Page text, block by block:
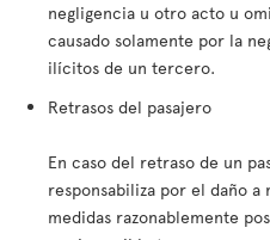
negligencia u otro acto u
causado solamente por la
ilícitos de un tercero.
Retrasos del pasajero
En caso del retraso de un
responsabiliza por el daño a
medidas razonablemente